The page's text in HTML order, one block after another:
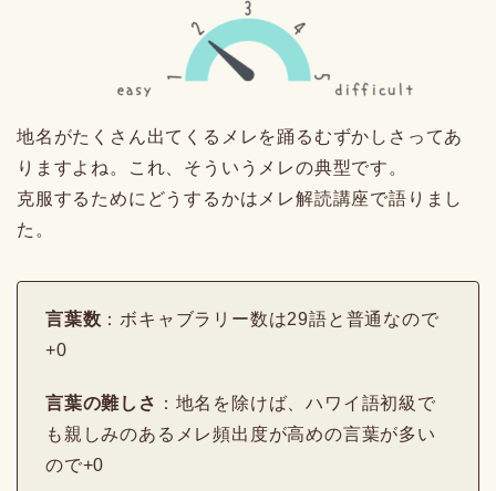
地名がたくさん出てくるメレを踊るむずかしさってあ
りますよね。これ、そういうメレの典型です。
克服するためにどうするかはメレ解読講座で語りまし
た。
言葉数 ：ボキャブラリー数は29語と普通なので
+0
言葉の難しさ ：地名を除けば、ハワイ語初級で
も親しみのあるメレ頻出度が高めの言葉が多い
ので+0